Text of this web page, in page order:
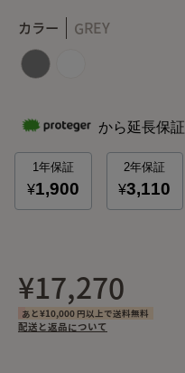
カラー GREY
¥17,270
あと¥10,000 円以上で送料無料
配送と返品について